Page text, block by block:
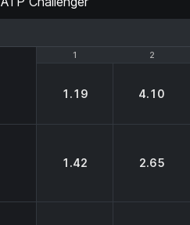
1 2
1 2
1.19 4.10
1.42 2.65